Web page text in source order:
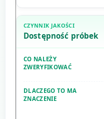
Dostępność próbek